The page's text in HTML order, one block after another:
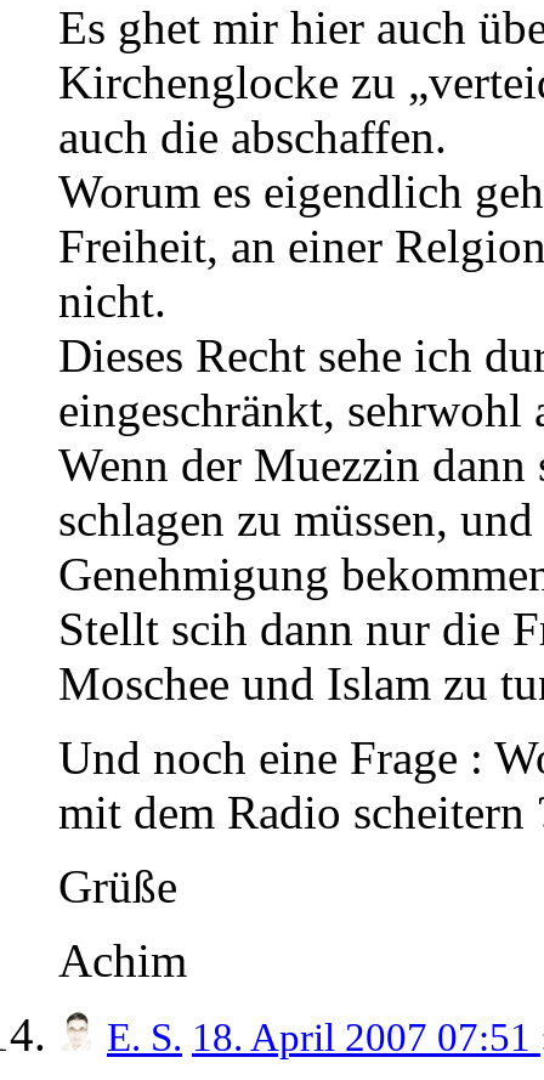
Es ghet mir hier auch
Kirchenglocke zu
auch die abschaffen.
Worum es eigendlich
Freiheit, an einer
nicht.
Dieses Recht sehe ich
eingeschränkt,
Wenn der Muezzin dann
schlagen zu müssen,
Genehmigung
Stellt scih dann nur die
Moschee und Islam zu
Und noch eine Frage :
mit dem Radio scheitern
Grüße
Achim
E. S. 18. April 2007 07:51